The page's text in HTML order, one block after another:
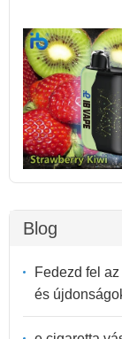
Blog
Fedezd fel
és